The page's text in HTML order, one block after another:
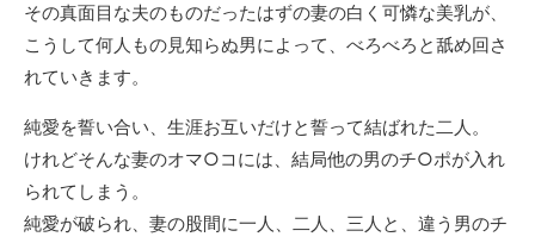
その真面目な夫のものだったはずの妻の白く可憐な美乳が、
こうして何人もの見知らぬ男によって、べろべろと舐め回さ
れていきます。
純愛を誓い合い、生涯お互いだけと誓って結ばれた二人。
けれどそんな妻のオマ○コには、結局他の男のチ○ポが入れ
られてしまう。
純愛が破られ、妻の股間に一人、二人、三人と、違う男のチ